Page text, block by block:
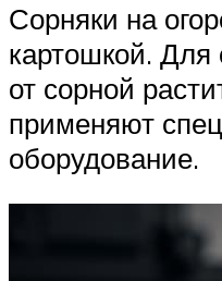
Сорняки на
картошкой.
от сорной
применяют
оборудование.